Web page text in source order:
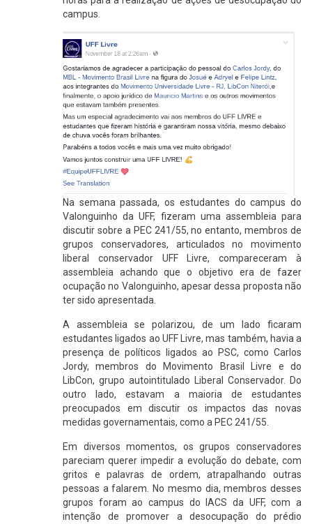
campus.
Na semana passada, os estudantes do campus do
Valonguinho da UFF, fizeram uma assembleia para
discutir sobre a PEC 241/55, no entanto, membros de
grupos conservadores, articulados no movimento
liberal conservador UFF Livre, compareceram à
assembleia achando que o objetivo era de fazer
ocupação no Valonguinho, apesar dessa proposta não
ter sido apresentada.
A assembleia se polarizou, de um lado ficaram
estudantes ligados ao UFF Livre, mas também, havia a
presença de políticos ligados ao PSC, como Carlos
Jordy, membros do Movimento Brasil Livre e do
LibCon, grupo autointitulado Liberal Conservador. Do
outro lado, estavam a maioria de estudantes
preocupados em discutir os impactos das novas
medidas governamentais, como a PEC 241/55.
Em diversos momentos, os grupos conservadores
pareciam querer impedir a evolução do debate, com
gritos e palavras de ordem, atrapalhando outras
pessoas a falarem. No mesmo dia, membros desses
grupos foram ao campus do IACS da UFF, com a
intenção de promover a desocupação do prédio